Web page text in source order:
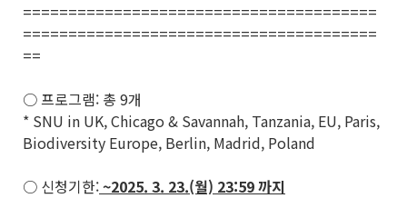
=======================================
=======================================
==
○ 프로그램: 총 9개
* SNU in UK, Chicago & Savannah, Tanzania, EU, Paris,
Biodiversity Europe, Berlin, Madrid, Poland
○ 신청기한:~2025. 3. 23.(월) 23:59 까지